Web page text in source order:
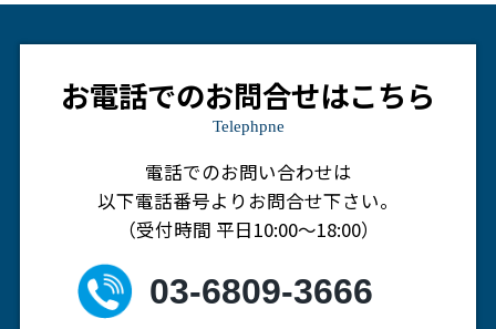
お電話でのお問合せはこちら
Telephpne
電話でのお問い合わせは
以下電話番号よりお問合せ下さい。
（受付時間 平日10:00～18:00）
03-6809-3666